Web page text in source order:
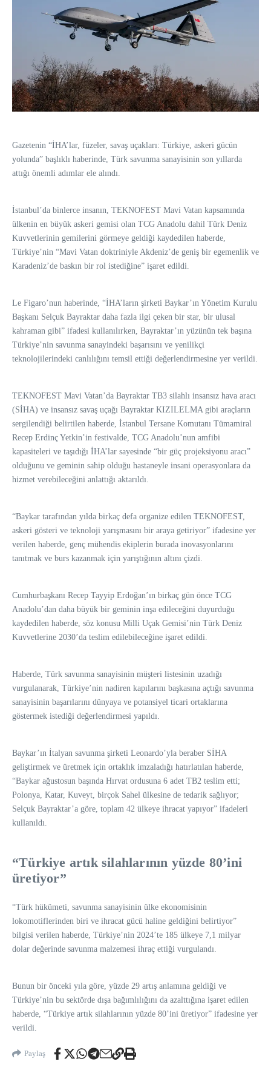
Gazetenin “İHA’lar, füzeler, savaş uçakları: Türkiye, askeri gücün
yolunda” başlıklı haberinde, Türk savunma sanayisinin son yıllarda
attığı önemli adımlar ele alındı.
İstanbul’da binlerce insanın, TEKNOFEST Mavi Vatan kapsamında
ülkenin en büyük askeri gemisi olan TCG Anadolu dahil Türk Deniz
Kuvvetlerinin gemilerini görmeye geldiği kaydedilen haberde,
Türkiye’nin “Mavi Vatan doktriniyle Akdeniz’de geniş bir egemenlik ve
Karadeniz’de baskın bir rol istediğine” işaret edildi.
Le Figaro’nun haberinde, “İHA’ların şirketi Baykar’ın Yönetim Kurulu
Başkanı Selçuk Bayraktar daha fazla ilgi çeken bir star, bir ulusal
kahraman gibi” ifadesi kullanılırken, Bayraktar’ın yüzünün tek başına
Türkiye’nin savunma sanayindeki başarısını ve yenilikçi
teknolojilerindeki canlılığını temsil ettiği değerlendirmesine yer verildi.
TEKNOFEST Mavi Vatan’da Bayraktar TB3 silahlı insansız hava aracı
(SİHA) ve insansız savaş uçağı Bayraktar KIZILELMA gibi araçların
sergilendiği belirtilen haberde, İstanbul Tersane Komutanı Tümamiral
Recep Erdinç Yetkin’in festivalde, TCG Anadolu’nun amfibi
kapasiteleri ve taşıdığı İHA’lar sayesinde “bir güç projeksiyonu aracı”
olduğunu ve geminin sahip olduğu hastaneyle insani operasyonlara da
hizmet verebileceğini anlattığı aktarıldı.
“Baykar tarafından yılda birkaç defa organize edilen TEKNOFEST,
askeri gösteri ve teknoloji yarışmasını bir araya getiriyor” ifadesine yer
verilen haberde, genç mühendis ekiplerin burada inovasyonlarını
tanıtmak ve burs kazanmak için yarıştığının altını çizdi.
Cumhurbaşkanı Recep Tayyip Erdoğan’ın birkaç gün önce TCG
Anadolu’dan daha büyük bir geminin inşa edileceğini duyurduğu
kaydedilen haberde, söz konusu Milli Uçak Gemisi’nin Türk Deniz
Kuvvetlerine 2030’da teslim edilebileceğine işaret edildi.
Haberde, Türk savunma sanayisinin müşteri listesinin uzadığı
vurgulanarak, Türkiye’nin nadiren kapılarını başkasına açtığı savunma
sanayisinin başarılarını dünyaya ve potansiyel ticari ortaklarına
göstermek istediği değerlendirmesi yapıldı.
Baykar’ın İtalyan savunma şirketi Leonardo’yla beraber SİHA
geliştirmek ve üretmek için ortaklık imzaladığı hatırlatılan haberde,
“Baykar ağustosun başında Hırvat ordusuna 6 adet TB2 teslim etti;
Polonya, Katar, Kuveyt, birçok Sahel ülkesine de tedarik sağlıyor;
Selçuk Bayraktar’a göre, toplam 42 ülkeye ihracat yapıyor” ifadeleri
kullanıldı.
“Türkiye artık silahlarının yüzde 80’ini
üretiyor”
“Türk hükümeti, savunma sanayisinin ülke ekonomisinin
lokomotiflerinden biri ve ihracat gücü haline geldiğini belirtiyor”
bilgisi verilen haberde, Türkiye’nin 2024’te 185 ülkeye 7,1 milyar
dolar değerinde savunma malzemesi ihraç ettiği vurgulandı.
Bunun bir önceki yıla göre, yüzde 29 artış anlamına geldiği ve
Türkiye’nin bu sektörde dışa bağımlılığını da azalttığına işaret edilen
haberde, “Türkiye artık silahlarının yüzde 80’ini üretiyor” ifadesine yer
verildi.
Paylaş